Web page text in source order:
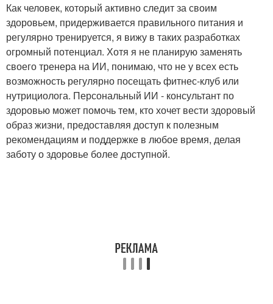
Как человек, который активно следит за своим
здоровьем, придерживается правильного питания и
регулярно тренируется, я вижу в таких разработках
огромный потенциал. Хотя я не планирую заменять
своего тренера на ИИ, понимаю, что не у всех есть
возможность регулярно посещать фитнес-клуб или
нутрициолога. Персональный ИИ - консультант по
здоровью может помочь тем, кто хочет вести здоровый
образ жизни, предоставляя доступ к полезным
рекомендациям и поддержке в любое время, делая
заботу о здоровье более доступной.